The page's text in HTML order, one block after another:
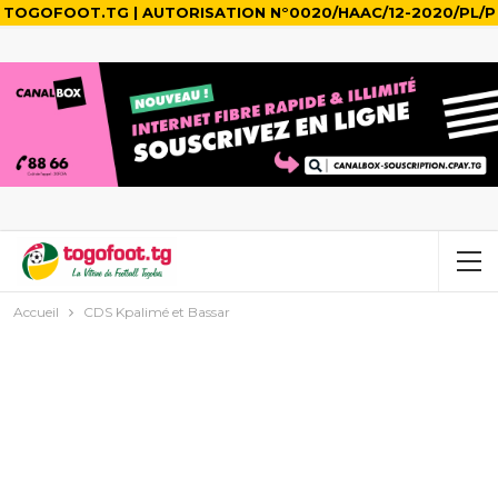
TOGOFOOT.TG | AUTORISATION N°0020/HAAC/12-2020/PL/P
Accueil CDS Kpalimé et Bassar